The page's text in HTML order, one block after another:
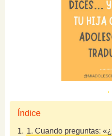
Índice
1. 1. Cuando preguntas: